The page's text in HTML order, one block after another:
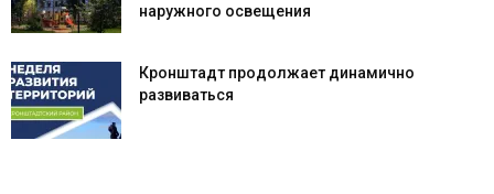
наружного освещения
Кронштадт продолжает динамично
развиваться